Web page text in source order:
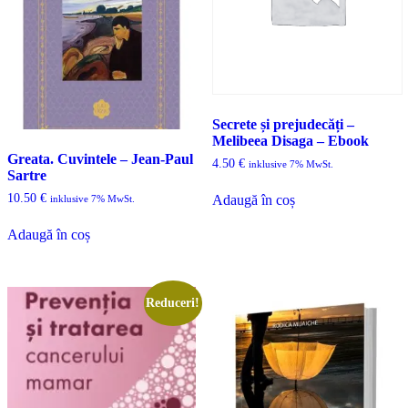
Greata. Cuvintele – Jean-Paul
Sartre
10.50 € inklusive 7% MwSt.
Adaugă în coș
Secrete și prejudecăți –
Melibeea Disaga – Ebook
4.50 € inklusive 7% MwSt.
Adaugă în coș
Reduceri!